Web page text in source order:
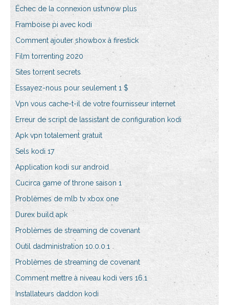
Échec de la connexion ustvnow plus
Framboise pi avec kodi
Comment ajouter showbox à firestick
Film torrenting 2020
Sites torrent secrets
Essayez-nous pour seulement 1 $
Vpn vous cache-t-il de votre fournisseur internet
Erreur de script de lassistant de configuration kodi
Apk vpn totalement gratuit
Sels kodi 17
Application kodi sur android
Cucirca game of throne saison 1
Problèmes de mlb tv xbox one
Durex build apk
Problèmes de streaming de covenant
Outil dadministration 10.0.0.1
Problèmes de streaming de covenant
Comment mettre à niveau kodi vers 16.1
Installateurs daddon kodi